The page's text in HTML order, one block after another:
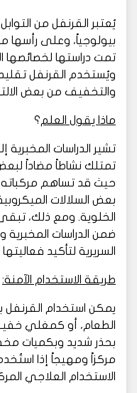
يُعتبر القرنفل من
تمت دراستها لخصائصها
ويُستخدم القرنفل
والتخفيف من بعض
ماذا يقول العلم ؟
تشير الدراسات
تمتلك نشاطاً مضاداً لبعض
حيث قد تساهم
بعض السلالات
الخلوية. ومع ذلك،
ضمن الدراسات المخبرية
السريرية لتأكيد
طريقة الاستخدام الآمنة:
يمكن استخدام
الطعام، أو كمغلي
بحذر شديد وبكميات
مركزاً ومهيجاً إذا
الاستخدام العلاجي